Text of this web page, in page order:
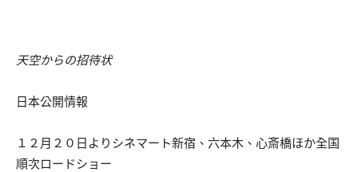
天空からの招待状
日本公開情報
１２月２０日よりシネマート新宿、六本木、心斎橋ほか全国
順次ロードショー